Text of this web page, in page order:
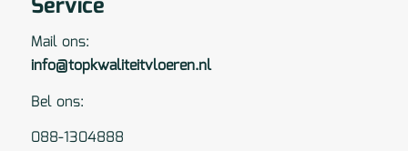
Mail ons:
info@topkwaliteitvloeren.nl
Bel ons:
088-1304888